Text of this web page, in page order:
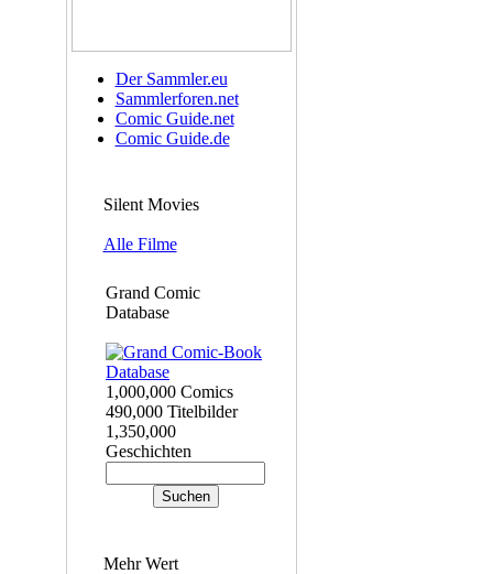
Der Sammler.eu
Sammlerforen.net
Comic Guide.net
Comic Guide.de
Silent Movies
Alle Filme
Grand Comic
Database
1,000,000 Comics
490,000 Titelbilder
1,350,000
Geschichten
Mehr Wert